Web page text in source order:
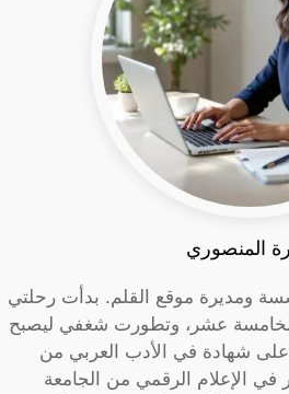
المنصوري
ومديرة موقع القلم. بدأت رحلتي
عشر، وتطورت شغفي ليصبح
شهادة في الأدب العربي من
في الإعلام الرقمي من الجامعة